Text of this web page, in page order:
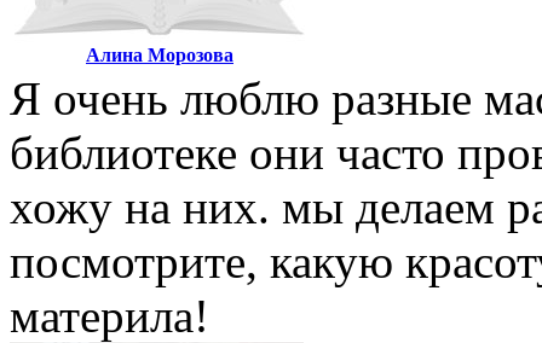
Алина Морозова
Я очень люблю разные
библиотеке они часто
хожу на них. мы делаем
посмотрите, какую
материла!